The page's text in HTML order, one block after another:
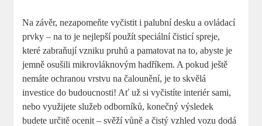
Na závěr, nezapomeňte vyčistit i palubní desku a ovládací
prvky – na to je nejlepší použít speciální čisticí spreje,
které zabraňují vzniku pruhů a pamatovat na to, abyste je
jemně osušili mikrovláknovým hadříkem. A pokud ještě
nemáte ochranou vrstvu na čalounění, je to skvělá
investice do budoucnosti! Ať už si vyčistíte interiér sami,
nebo využijete služeb odborníků, konečný výsledek
budete určitě ocenit – svěží vůně a čistý vzhled vozu dodá